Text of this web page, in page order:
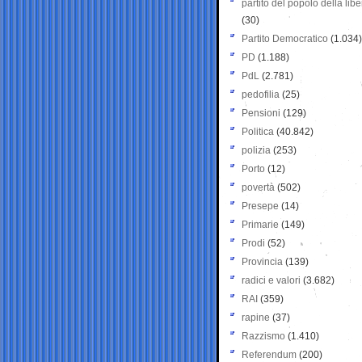
partito del popolo della
(30)
Partito Democratico (1.034)
PD (1.188)
PdL (2.781)
pedofilia (25)
Pensioni (129)
Politica (40.842)
polizia (253)
Porto (12)
povertà (502)
Presepe (14)
Primarie (149)
Prodi (52)
Provincia (139)
radici e valori (3.682)
RAI (359)
rapine (37)
Razzismo (1.410)
Referendum (200)